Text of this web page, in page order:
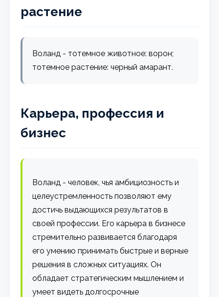
растение
Воланд - тотемное животное: ворон;
тотемное растение: черный амарант.
Карьера, профессия и
бизнес
Воланд - человек, чья амбициозность и
целеустремленность позволяют ему
достичь выдающихся результатов в
своей профессии. Его карьера в бизнесе
стремительно развивается благодаря
его умению принимать быстрые и верные
решения в сложных ситуациях. Он
обладает стратегическим мышлением и
умеет видеть долгосрочные